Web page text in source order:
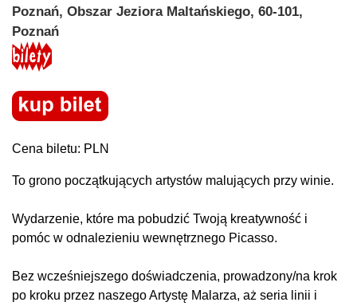
Poznań, Obszar Jeziora Maltańskiego, 60-101,
Poznań
Cena biletu: PLN
To grono początkujących artystów malujących przy winie.
Wydarzenie, które ma pobudzić Twoją kreatywność i
pomóc w odnalezieniu wewnętrznego Picasso.
Bez wcześniejszego doświadczenia, prowadzony/na krok
po kroku przez naszego Artystę Malarza, aż seria linii i